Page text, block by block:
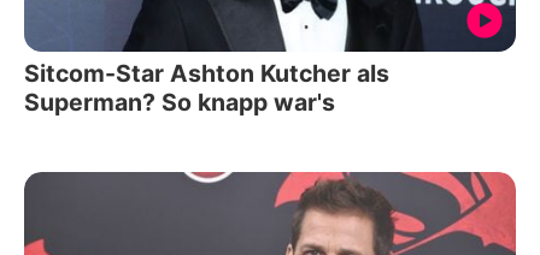
Sitcom-Star Ashton Kutcher als
Superman? So knapp war's